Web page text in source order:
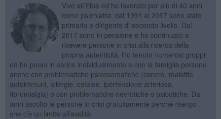
Vivo all’Elba ed ho lavorato per più di 40 anni
come psichiatra; dal 1991 al 2017 sono stato
primario e dirigente di secondo livello. Dal
2017 sono in pensione e ho continuato a
ricevere persone in crisi alla ricerca della
propria autenticità. Ho tenuto numerosi gruppi
ed ho preso in carico individualmente e con la famiglia persone
anche con problematiche psicosomatiche (cancro, malattie
autoimmuni, allergie, cefalee, ipertensione arteriosa,
fibromialgia) o con problematiche nevrotiche o psicotiche. Da
anni ascolto le persone in crisi gratuitamente perché ritengo
che c’è un limite all’avidità.